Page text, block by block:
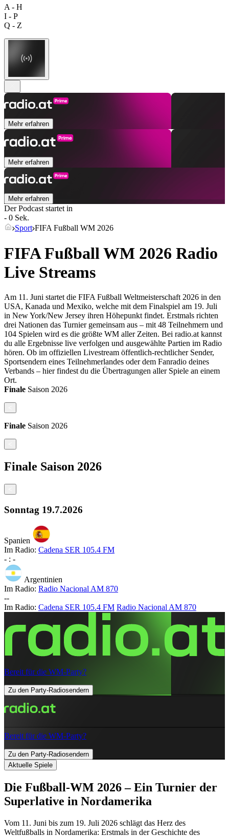
A - H
I - P
Q - Z
Mehr erfahren
Mehr erfahren
Mehr erfahren
Der Podcast startet in
- 0 Sek.
Sport FIFA Fußball WM 2026
FIFA Fußball WM 2026 Radio
Live Streams
Am 11. Juni startet die FIFA Fußball Weltmeisterschaft 2026 in den
USA, Kanada und Mexiko, welche mit dem Finalspiel am 19. Juli
in New York/New Jersey ihren Höhepunkt findet. Erstmals richten
drei Nationen das Turnier gemeinsam aus – mit 48 Teilnehmern und
104 Spielen wird es die größte WM aller Zeiten. Bei radio.at kannst
du alle Ergebnisse live verfolgen und ausgewählte Partien im Radio
hören. Ob im offiziellen Livestream öffentlich-rechtlicher Sender,
Sportsendern eines Teilnehmerlandes oder dem Fanradio deines
Verbands – hier findest du die Übertragungen aller Spiele an einem
Ort.
Finale Saison 2026
Finale Saison 2026
Finale Saison 2026
Sonntag 19.7.2026
Spanien
Im Radio: Cadena SER 105.4 FM
- : -
Argentinien
Im Radio: Radio Nacional AM 870
--
Im Radio: Cadena SER 105.4 FM Radio Nacional AM 870
Bereit für die WM-Party?
Zu den Party-Radiosendern
Bereit für die WM-Party?
Zu den Party-Radiosendern
Aktuelle Spiele
Die Fußball-WM 2026 – Ein Turnier der
Superlative in Nordamerika
Vom 11. Juni bis zum 19. Juli 2026 schlägt das Herz des
Weltfußballs in Nordamerika: Erstmals in der Geschichte des